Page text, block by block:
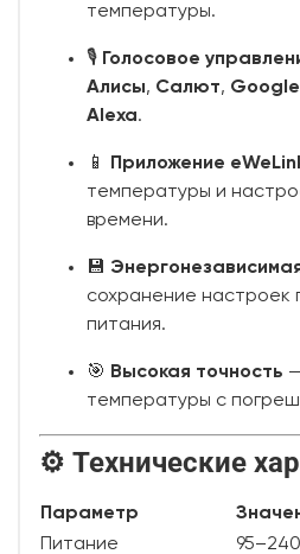
температуры.
🎙 Голосовое
Алисы, Салют,
Alexa.
📱 Приложение
температуры и
времени.
💾
сохранение настроек
питания.
🎯 Высокая точность
температуры с
⚙ Технические
Параметр
Питание